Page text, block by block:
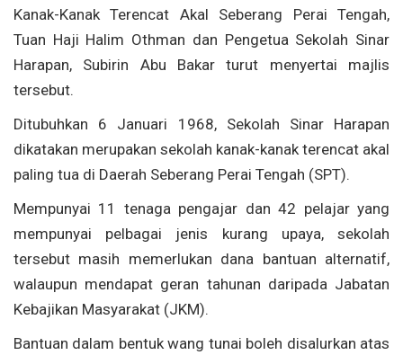
Kanak-Kanak Terencat Akal Seberang Perai Tengah,
Tuan Haji Halim Othman dan Pengetua Sekolah Sinar
Harapan, Subirin Abu Bakar turut menyertai majlis
tersebut.
Ditubuhkan 6 Januari 1968, Sekolah Sinar Harapan
dikatakan merupakan sekolah kanak-kanak terencat akal
paling tua di Daerah Seberang Perai Tengah (SPT).
Mempunyai 11 tenaga pengajar dan 42 pelajar yang
mempunyai pelbagai jenis kurang upaya, sekolah
tersebut masih memerlukan dana bantuan alternatif,
walaupun mendapat geran tahunan daripada Jabatan
Kebajikan Masyarakat (JKM).
Bantuan dalam bentuk wang tunai boleh disalurkan atas